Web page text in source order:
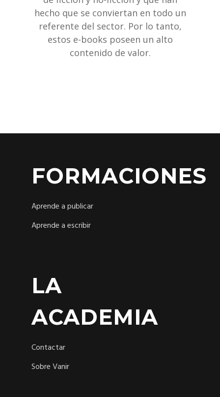
hecho que se conviertan en todo un
referente del sector. Por lo tanto,
estos e-books poseen un alto
contenido de valor.
FORMACIONES
Aprende a publicar
Aprende a escribir
LA
ACADEMIA
Contactar
Sobre Vanir